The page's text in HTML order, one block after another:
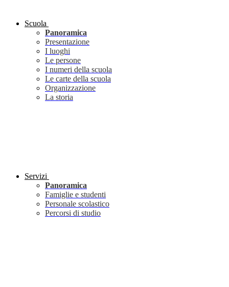
Scuola
Panoramica
Presentazione
I luoghi
Le persone
I numeri della scuola
Le carte della scuola
Organizzazione
La storia
Servizi
Panoramica
Famiglie e studenti
Personale scolastico
Percorsi di studio